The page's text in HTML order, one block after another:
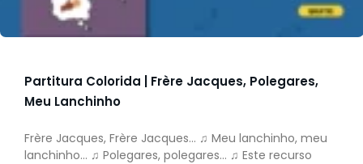
Partitura Colorida | Frère Jacques, Polegares,
Meu Lanchinho
Frère Jacques, Frère Jacques… ♫ Meu lanchinho, meu
lanchinho… ♫ Polegares, polegares… ♫ Este recurso